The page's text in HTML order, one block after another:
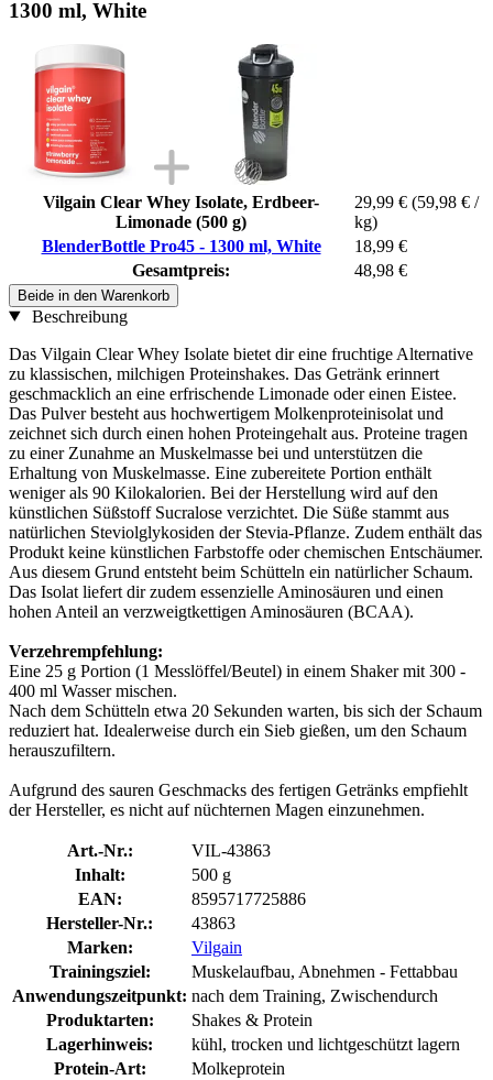
1300 ml, White
Vilgain Clear Whey Isolate, Erdbeer-
Limonade (500 g)
29,99 € (59,98 € /
kg)
BlenderBottle Pro45 - 1300 ml, White
18,99 €
Gesamtpreis:
48,98 €
Beide in den Warenkorb
Beschreibung
Das Vilgain Clear Whey Isolate bietet dir eine fruchtige Alternative
zu klassischen, milchigen Proteinshakes. Das Getränk erinnert
geschmacklich an eine erfrischende Limonade oder einen Eistee.
Das Pulver besteht aus hochwertigem Molkenproteinisolat und
zeichnet sich durch einen hohen Proteingehalt aus. Proteine tragen
zu einer Zunahme an Muskelmasse bei und unterstützen die
Erhaltung von Muskelmasse. Eine zubereitete Portion enthält
weniger als 90 Kilokalorien. Bei der Herstellung wird auf den
künstlichen Süßstoff Sucralose verzichtet. Die Süße stammt aus
natürlichen Steviolglykosiden der Stevia-Pflanze. Zudem enthält das
Produkt keine künstlichen Farbstoffe oder chemischen Entschäumer.
Aus diesem Grund entsteht beim Schütteln ein natürlicher Schaum.
Das Isolat liefert dir zudem essenzielle Aminosäuren und einen
hohen Anteil an verzweigtkettigen Aminosäuren (BCAA).
Verzehrempfehlung:
Eine 25 g Portion (1 Messlöffel/Beutel) in einem Shaker mit 300 -
400 ml Wasser mischen.
Nach dem Schütteln etwa 20 Sekunden warten, bis sich der Schaum
reduziert hat. Idealerweise durch ein Sieb gießen, um den Schaum
herauszufiltern.
Aufgrund des sauren Geschmacks des fertigen Getränks empfiehlt
der Hersteller, es nicht auf nüchternen Magen einzunehmen.
Art.-Nr.:
VIL-43863
Inhalt:
500 g
EAN:
8595717725886
Hersteller-Nr.:
43863
Marken:
Vilgain
Trainingsziel:
Muskelaufbau, Abnehmen - Fettabbau
Anwendungszeitpunkt: nach dem Training, Zwischendurch
Produktarten:
Shakes & Protein
Lagerhinweis:
kühl, trocken und lichtgeschützt lagern
Protein-Art:
Molkeprotein